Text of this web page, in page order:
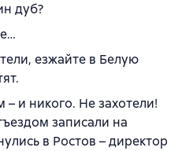
дуб?
езжайте в Белую
и никого. Не захотели!
записали на
в Ростов – директор